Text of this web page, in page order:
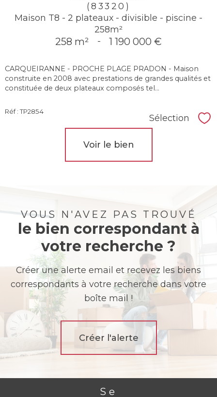
(83320)
Maison T8 - 2 plateaux - divisible - piscine -
258m²
258 m² - 1 190 000 €
CARQUEIRANNE - PROCHE PLAGE PRADON - Maison
construite en 2008 avec prestations de grandes qualités et
constituée de deux plateaux composés tel...
Réf : TP2854
Sélection
Voir le bien
VOUS N'AVEZ PAS TROUVÉ
le bien correspondant à
votre recherche ?
Créer une alerte email et recevez les biens
correspondants à votre recherche dans votre
boîte mail !
Créer l'alerte
Se